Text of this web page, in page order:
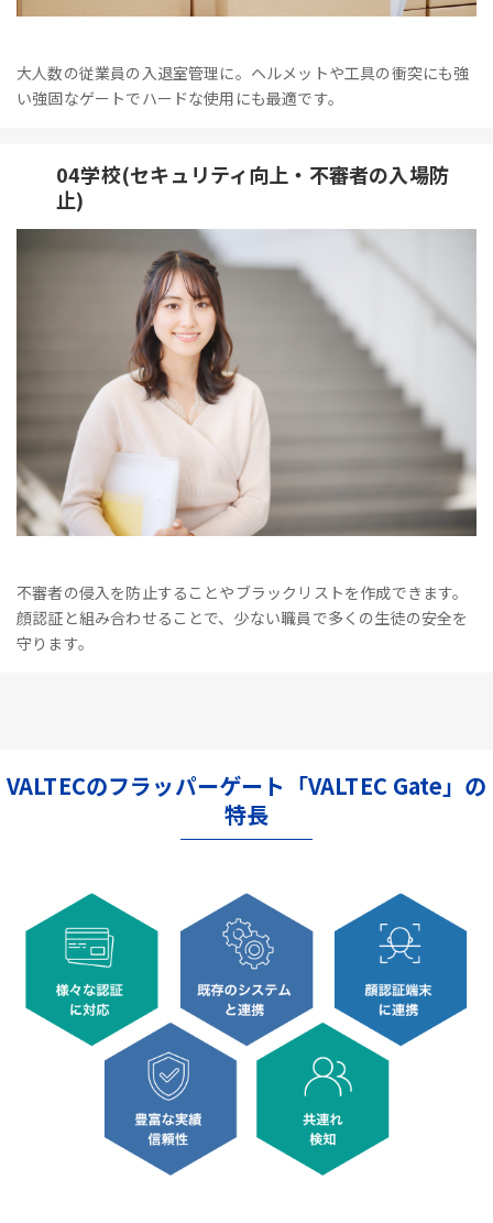
大人数の従業員の入退室管理に。ヘルメットや工具の衝突にも強
い強固なゲートでハードな使用にも最適です。
04学校(セキュリティ向上・不審者の入場防
止)
不審者の侵入を防止することやブラックリストを作成できます。
顔認証と組み合わせることで、少ない職員で多くの生徒の安全を
守ります。
VALTECのフラッパーゲート「VALTEC Gate」の
特長